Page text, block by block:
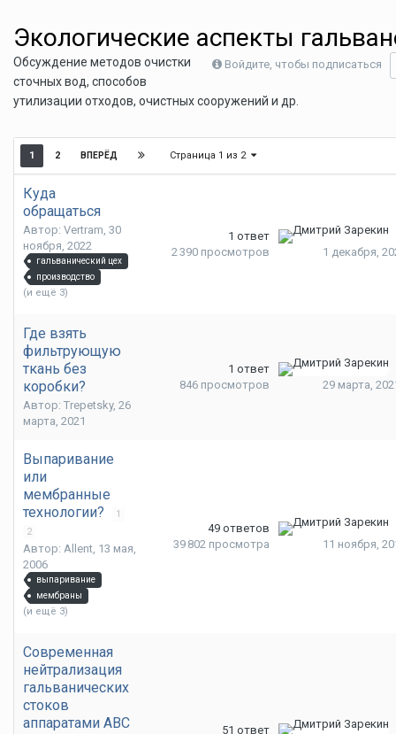
Экологические аспекты
Войдите, чтобы подписаться
Обсуждение методов очистки
сточных вод, способов
утилизации отходов, очистных сооружений и др.
1 2 ВПЕРЁД Страница 1 из 2
Куда
обращаться
Автор: Vertram, 30
ноября, 2022
гальванический цех
производство
(и ещё 3)
1 ответ
2 390 просмотров 1 декабря,
Где взять
фильтрующую
ткань без
коробки?
Автор: Trepetsky, 26
марта, 2021
1 ответ
846 просмотров 29 марта,
Выпаривание
или
мембранные
технологии?
1
2
Автор: Allent, 13 мая,
2006
выпаривание
мембраны
(и ещё 3)
49 ответов
39 802 просмотра 11 ноября,
Современная
нейтрализация
гальванических
стоков
аппаратами АВС
51 ответ